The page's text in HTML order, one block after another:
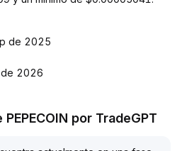
de 2025
2026
por TradeGPT